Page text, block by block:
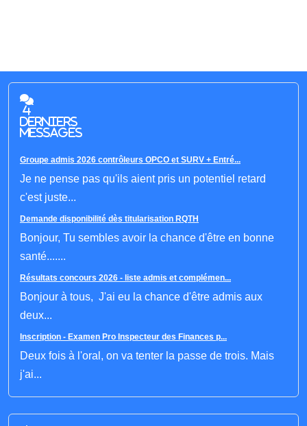
4
derniers
messages
Groupe admis 2026 contrôleurs OPCO et SURV + Entré...
Je ne pense pas qu'ils aient pris un potentiel retard
c'est juste...
Demande disponibilité dès titularisation RQTH
Bonjour, Tu sembles avoir la chance d'être en bonne
santé.......
Résultats concours 2026 - liste admis et complémen...
Bonjour à tous, J'ai eu la chance d'être admis aux
deux...
Inscription - Examen Pro Inspecteur des Finances p...
Deux fois à l'oral, on va tenter la passe de trois. Mais
j'ai...